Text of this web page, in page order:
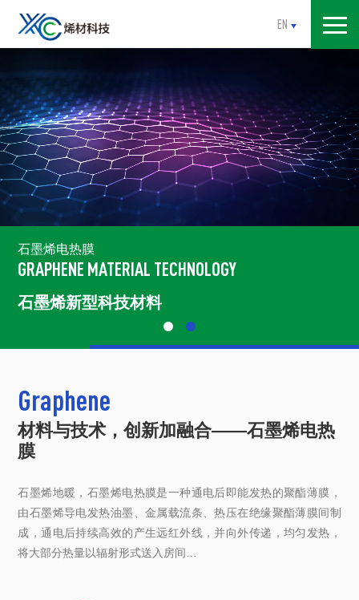
EN
石墨烯电热膜
GRAPHENE MATERIAL TECHNOLOGY
石墨烯新型科技材料
Graphene
材料与技术，创新加融合——石墨烯电热
膜
石墨烯地暖，石墨烯电热膜是一种通电后即能发热的聚酯薄膜，
由石墨烯导电发热油墨、金属载流条、热压在绝缘聚酯薄膜间制
成，通电后持续高效的产生远红外线，并向外传递，均匀发热，
将大部分热量以辐射形式送入房间…